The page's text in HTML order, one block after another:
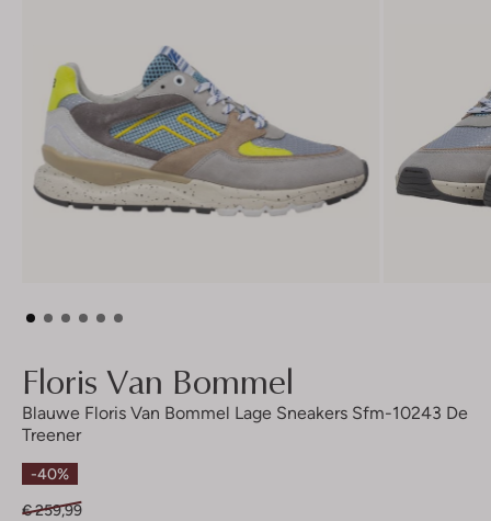
Floris Van Bommel
Blauwe Floris Van Bommel Lage Sneakers Sfm-10243 De
Treener
-40%
€ 259,99